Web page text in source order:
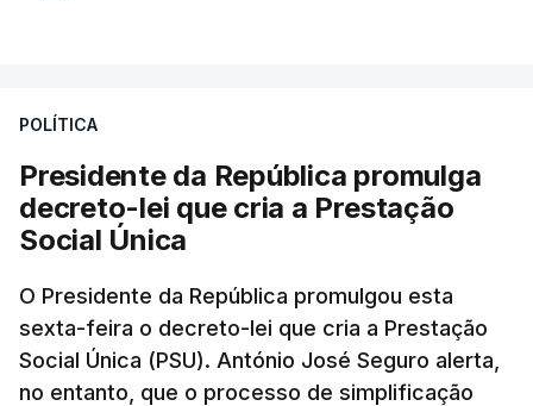
POLÍTICA
Presidente da República promulga
decreto-lei que cria a Prestação
Social Única
O Presidente da República promulgou esta
sexta-feira o decreto-lei que cria a Prestação
Social Única (PSU). António José Seguro alerta,
no entanto, que o processo de simplificação